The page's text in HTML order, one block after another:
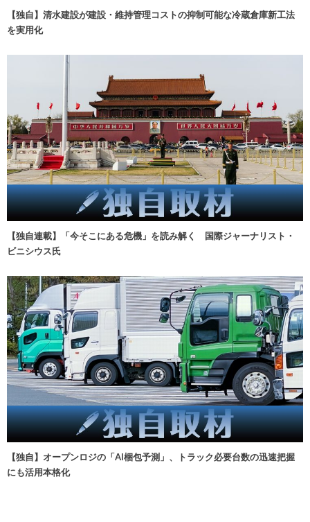
【独自】清水建設が建設・維持管理コストの抑制可能な冷蔵倉庫新工法
を実用化
【独自連載】「今そこにある危機」を読み解く 国際ジャーナリスト・
ビニシウス氏
【独自】オープンロジの「AI梱包予測」、トラック必要台数の迅速把握
にも活用本格化